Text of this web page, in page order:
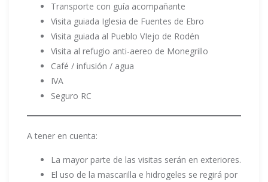
Transporte con guía acompañante
Visita guiada Iglesia de Fuentes de Ebro
Visita guiada al Pueblo VIejo de Rodén
Visita al refugio anti-aereo de Monegrillo
Café / infusión / agua
IVA
Seguro RC
A tener en cuenta:
La mayor parte de las visitas serán en exteriores.
El uso de la mascarilla e hidrogeles se regirá por